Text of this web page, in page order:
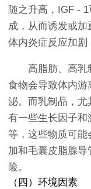
随之升高，IGF -
成，从而诱发或
体内炎症反应加剧
高脂肪、高乳
食物会导致体内游
泌。而乳制品，
有一些生长因子
等，这些物质可能
加和毛囊皮脂腺
险。
（四）环境因素